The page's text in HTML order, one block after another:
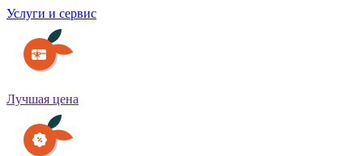
Услуги и сервис
Лучшая цена